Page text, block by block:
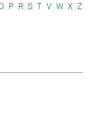
P R S T V W X Z